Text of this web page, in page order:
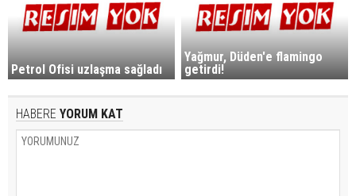
Petrol Ofisi uzlaşma sağladı
Yağmur, Düden'e flamingo
getirdi!
HABERE YORUM KAT